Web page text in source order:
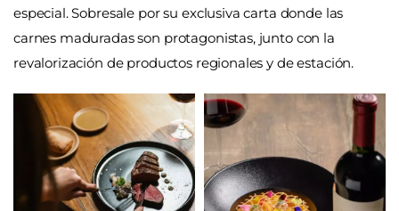
especial. Sobresale por su exclusiva carta donde las
carnes maduradas son protagonistas, junto con la
revalorización de productos regionales y de estación.